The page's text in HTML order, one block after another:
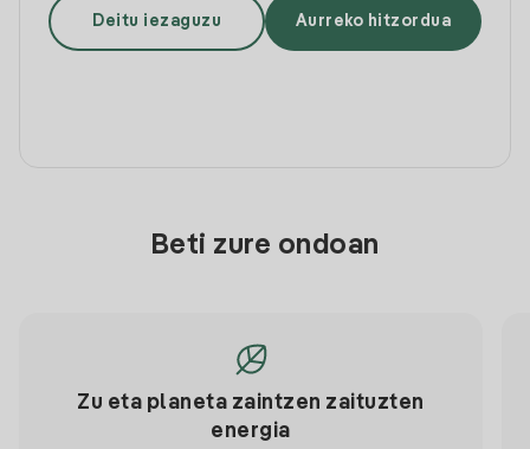
Deitu iezaguzu Aurreko hitzordua
Beti zure ondoan
Zu eta planeta zaintzen zaituzten
energia